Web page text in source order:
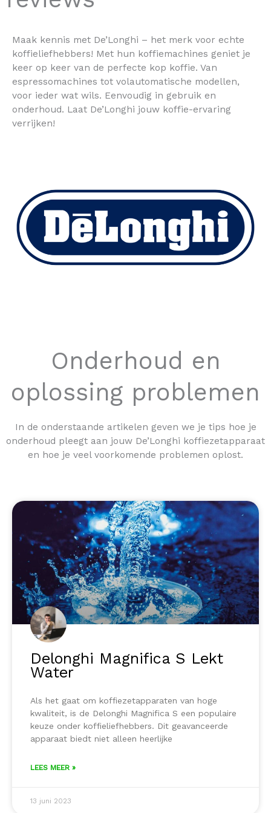
Maak kennis met De’Longhi – het merk voor echte
koffieliefhebbers! Met hun koffiemachines geniet je
keer op keer van de perfecte kop koffie. Van
espressomachines tot volautomatische modellen,
voor ieder wat wils. Eenvoudig in gebruik en
onderhoud. Laat De’Longhi jouw koffie-ervaring
verrijken!
Onderhoud en
oplossing problemen
In de onderstaande artikelen geven we je tips hoe je
onderhoud pleegt aan jouw De’Longhi koffiezetapparaat
en hoe je veel voorkomende problemen oplost.
Delonghi Magnifica S Lekt
Water
Als het gaat om koffiezetapparaten van hoge
kwaliteit, is de Delonghi Magnifica S een populaire
keuze onder koffieliefhebbers. Dit geavanceerde
apparaat biedt niet alleen heerlijke
LEES MEER »
13 juni 2023